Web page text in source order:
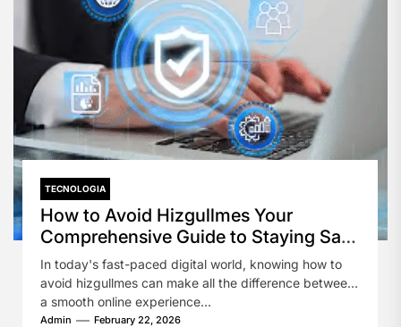
TECNOLOGIA
How to Avoid Hizgullmes Your
Comprehensive Guide to Staying Safe
Online
In today's fast-paced digital world, knowing how to
avoid hizgullmes can make all the difference between
a smooth online experience...
Admin February 22, 2026